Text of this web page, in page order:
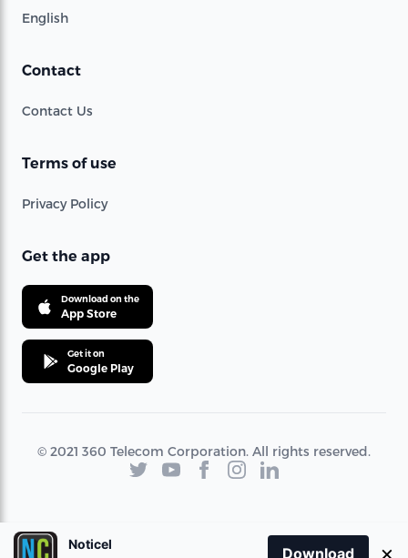
English
Contact
Contact Us
Terms of use
Privacy Policy
Get the app
Download on the
App Store
Get it on
Google Play
© 2021 360 Telecom Corporation. All rights reserved.
Noticel
Download